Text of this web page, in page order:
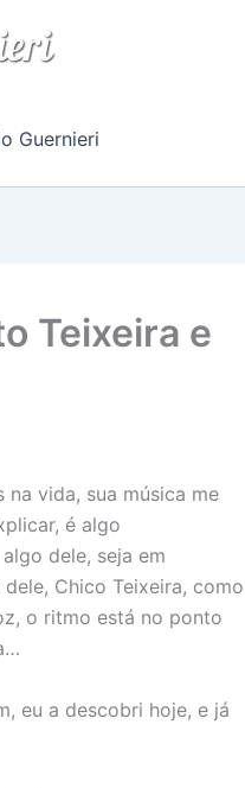
Guernieri
Teixeira e
vida, sua música me
é algo
dele, seja em
Chico Teixeira, como
o ritmo está no ponto
eu a descobri hoje, e já